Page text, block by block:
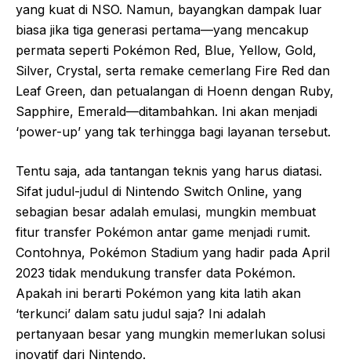
yang kuat di NSO. Namun, bayangkan dampak luar
biasa jika tiga generasi pertama—yang mencakup
permata seperti Pokémon Red, Blue, Yellow, Gold,
Silver, Crystal, serta remake cemerlang Fire Red dan
Leaf Green, dan petualangan di Hoenn dengan Ruby,
Sapphire, Emerald—ditambahkan. Ini akan menjadi
‘power-up’ yang tak terhingga bagi layanan tersebut.
Tentu saja, ada tantangan teknis yang harus diatasi.
Sifat judul-judul di Nintendo Switch Online, yang
sebagian besar adalah emulasi, mungkin membuat
fitur transfer Pokémon antar game menjadi rumit.
Contohnya, Pokémon Stadium yang hadir pada April
2023 tidak mendukung transfer data Pokémon.
Apakah ini berarti Pokémon yang kita latih akan
‘terkunci’ dalam satu judul saja? Ini adalah
pertanyaan besar yang mungkin memerlukan solusi
inovatif dari Nintendo.